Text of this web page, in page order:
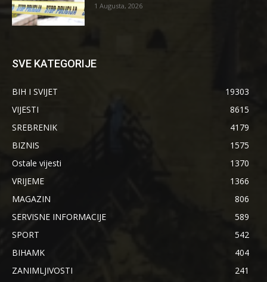
1 Augusta, 2026
SVE KATEGORIJE
BIH I SVIJET
19303
VIJESTI
8615
SREBRENIK
4179
BIZNIS
1575
Ostale vijesti
1370
VRIJEME
1366
MAGAZIN
806
SERVISNE INFORMACIJE
589
SPORT
542
BIHAMK
404
ZANIMLJIVOSTI
241